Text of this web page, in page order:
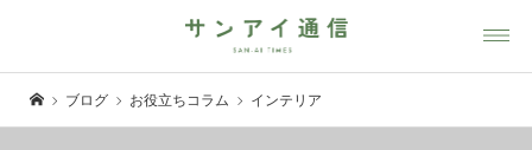
ブログ お役立ちコラム インテリア